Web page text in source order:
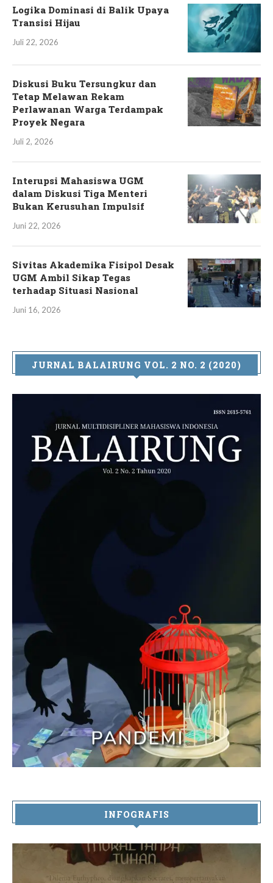
Logika Dominasi di Balik Upaya
Transisi Hijau
Juli 22, 2026
Diskusi Buku Tersungkur dan
Tetap Melawan Rekam
Perlawanan Warga Terdampak
Proyek Negara
Juli 2, 2026
Interupsi Mahasiswa UGM
dalam Diskusi Tiga Menteri
Bukan Kerusuhan Impulsif
Juni 22, 2026
Sivitas Akademika Fisipol Desak
UGM Ambil Sikap Tegas
terhadap Situasi Nasional
Juni 16, 2026
JURNAL BALAIRUNG VOL. 2 NO. 2 (2020)
INFOGRAFIS